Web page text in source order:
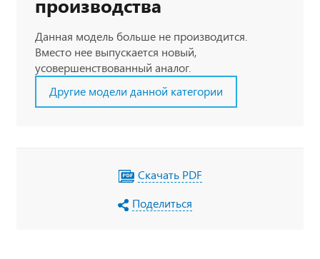
производства
Данная модель больше не производится.
Вместо нее выпускается новый,
усовершенствованный аналог.
Другие модели данной категории
Скачать PDF
Поделиться